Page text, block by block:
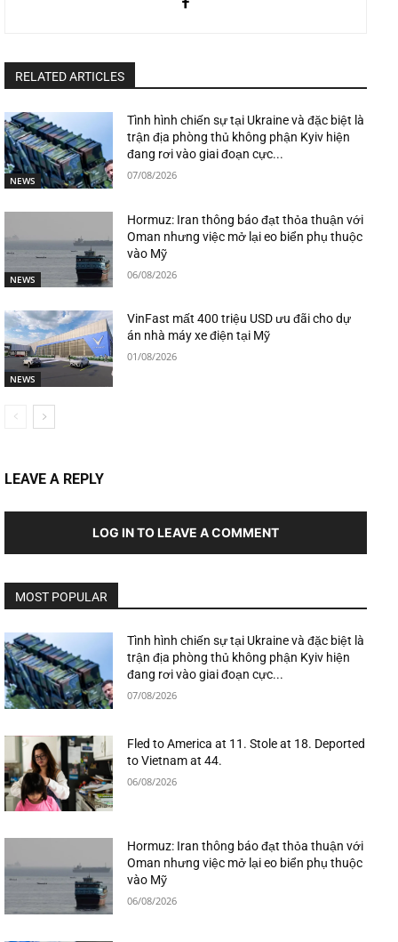
RELATED ARTICLES
NEWS
Tình hình chiến sự tại Ukraine và đặc biệt là
trận địa phòng thủ không phận Kyiv hiện
đang rơi vào giai đoạn cực...
07/08/2026
NEWS
Hormuz: Iran thông báo đạt thỏa thuận với
Oman nhưng việc mở lại eo biển phụ thuộc
vào Mỹ
06/08/2026
NEWS
VinFast mất 400 triệu USD ưu đãi cho dự
án nhà máy xe điện tại Mỹ
01/08/2026
LEAVE A REPLY
LOG IN TO LEAVE A COMMENT
MOST POPULAR
Tình hình chiến sự tại Ukraine và đặc biệt là
trận địa phòng thủ không phận Kyiv hiện
đang rơi vào giai đoạn cực...
07/08/2026
Fled to America at 11. Stole at 18. Deported
to Vietnam at 44.
06/08/2026
Hormuz: Iran thông báo đạt thỏa thuận với
Oman nhưng việc mở lại eo biển phụ thuộc
vào Mỹ
06/08/2026